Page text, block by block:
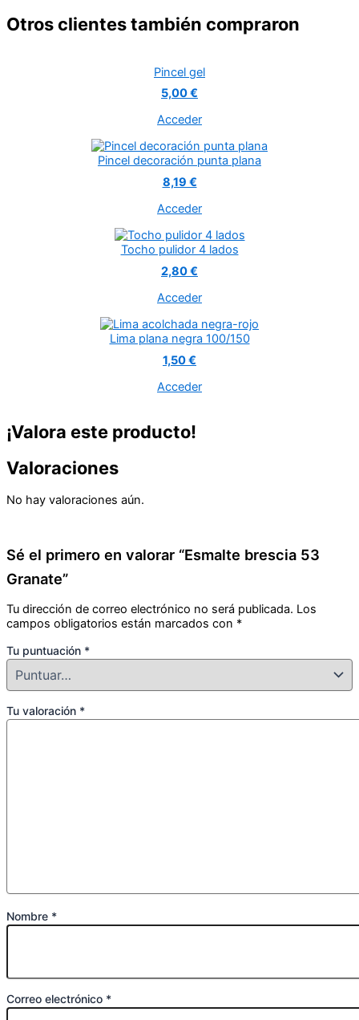
Otros clientes también compraron
Pincel gel
5,00 €
Acceder
Pincel decoración punta plana
8,19 €
Acceder
Tocho pulidor 4 lados
2,80 €
Acceder
Lima plana negra 100/150
1,50 €
Acceder
¡Valora este producto!
Valoraciones
No hay valoraciones aún.
Sé el primero en valorar “Esmalte brescia 53
Granate”
Tu dirección de correo electrónico no será publicada. Los
campos obligatorios están marcados con *
Tu puntuación *
Tu valoración *
Nombre *
Correo electrónico *